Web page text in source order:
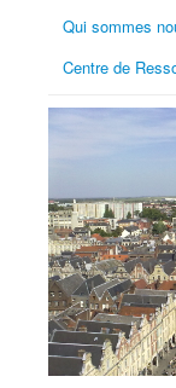
Qui sommes
Centre de